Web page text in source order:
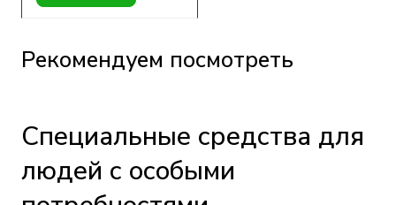
Рекомендуем посмотреть
Специальные средства для
людей с особыми